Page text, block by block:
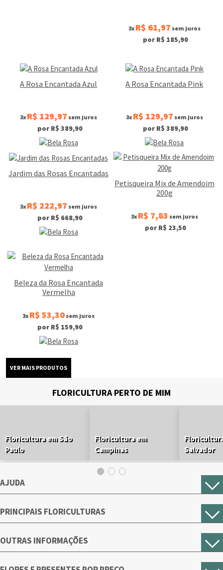
3x R$ 61,97 sem juros
por R$ 185,90
A Rosa Encantada Azul
3x R$ 129,97 sem juros
por R$ 389,90
A Rosa Encantada Pink
3x R$ 129,97 sem juros
por R$ 389,90
Jardim das Rosas Encantadas
3x R$ 222,97 sem juros
por R$ 668,90
Petisqueira Mix de Amendoim
200g
3x R$ 7,83 sem juros
por R$ 23,50
Beleza da Rosa Encantada
Vermelha
3x R$ 53,30 sem juros
por R$ 159,90
FLORICULTURA PERTO DE MIM
Floricultura em São
Paulo
Floricultura em
Campinas
Salvador
AJUDA
PRINCIPAIS FLORICULTURAS
OUTRAS INFORMAÇÕES